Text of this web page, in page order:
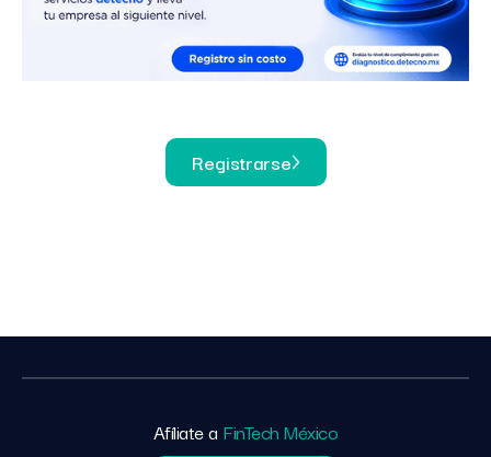
Registrarse
Afíliate a FinTech México